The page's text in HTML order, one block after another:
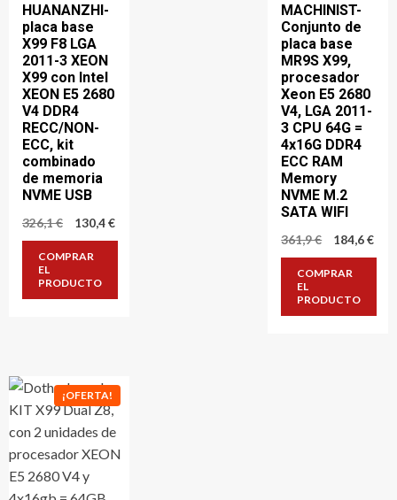
HUANANZHI-
placa base
X99 F8 LGA
2011-3 XEON
X99 con Intel
XEON E5 2680
V4 DDR4
RECC/NON-
ECC, kit
combinado
de memoria
NVME USB
326,1€
original
326,1 €.
130,4€El
COMPRAR
EL
PRODUCTO
MACHINIST-
Conjunto de
placa base
MR9S X99,
procesador
Xeon E5 2680
V4, LGA 2011-
3 CPU 64G =
4x16G DDR4
ECC RAM
Memory
NVME M.2
SATA WIFI
361,9€
El
original
361,9 €.
184,6€El
COMPRAR
EL
PRODUCTO
¡OFERTA!